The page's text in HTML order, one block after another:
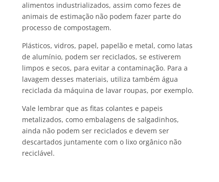
alimentos industrializados, assim como fezes de
animais de estimação não podem fazer parte do
processo de compostagem.
Plásticos, vidros, papel, papelão e metal, como latas
de alumínio, podem ser reciclados, se estiverem
limpos e secos, para evitar a contaminação. Para a
lavagem desses materiais, utiliza também água
reciclada da máquina de lavar roupas, por exemplo.
Vale lembrar que as fitas colantes e papeis
metalizados, como embalagens de salgadinhos,
ainda não podem ser reciclados e devem ser
descartados juntamente com o lixo orgânico não
reciclável.